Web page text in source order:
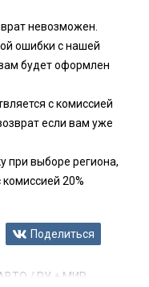
невозможен.
ошибки с нашей
будет оформлен
с комиссией
если вам уже
при выборе региона,
20%
Поделиться
АВТО / РУ + МИР